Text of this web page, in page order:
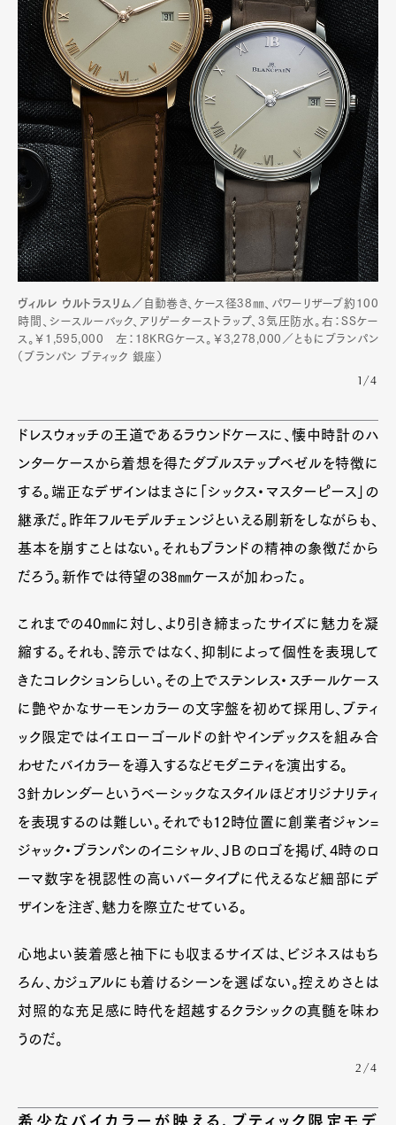
ヴィルレ ウルトラスリム／ 自動巻き、ケース径38㎜、パワーリザーブ約100
時間、シースルーバック、アリゲーターストラップ、3気圧防水。右：SSケー
ス。￥1,595,000 左：18KRGケース。￥3,278,000／ともにブランパン
（ブランパン ブティック 銀座）
1/4
ドレスウォッチの王道であるラウンドケースに、懐中時計のハ
ンターケースから着想を得たダブルステップベゼルを特徴に
する。端正なデザインはまさに「シックス・マスターピース」の
継承だ。昨年フルモデルチェンジといえる刷新をしながらも、
基本を崩すことはない。それもブランドの精神の象徴だから
だろう。新作では待望の38㎜ケースが加わった。
これまでの40㎜に対し、より引き締まったサイズに魅力を凝
縮する。それも、誇示ではなく、抑制によって個性を表現して
きたコレクションらしい。その上でステンレス・スチールケース
に艶やかなサーモンカラーの文字盤を初めて採用し、ブティ
ック限定ではイエローゴールドの針やインデックスを組み合
わせたバイカラーを導入するなどモダニティを演出する。
3針カレンダーというベーシックなスタイルほどオリジナリティ
を表現するのは難しい。それでも12時位置に創業者ジャン=
ジャック・ブランパンのイニシャル、ＪＢのロゴを掲げ、4時のロ
ーマ数字を視認性の高いバータイプに代えるなど細部にデ
ザインを注ぎ、魅力を際立たせている。
心地よい装着感と袖下にも収まるサイズは、ビジネスはもち
ろん、カジュアルにも着けるシーンを選ばない。控えめさとは
対照的な充足感に時代を超越するクラシックの真髄を味わ
うのだ。
2/4
希少なバイカラーが映える、ブティック限定モデ